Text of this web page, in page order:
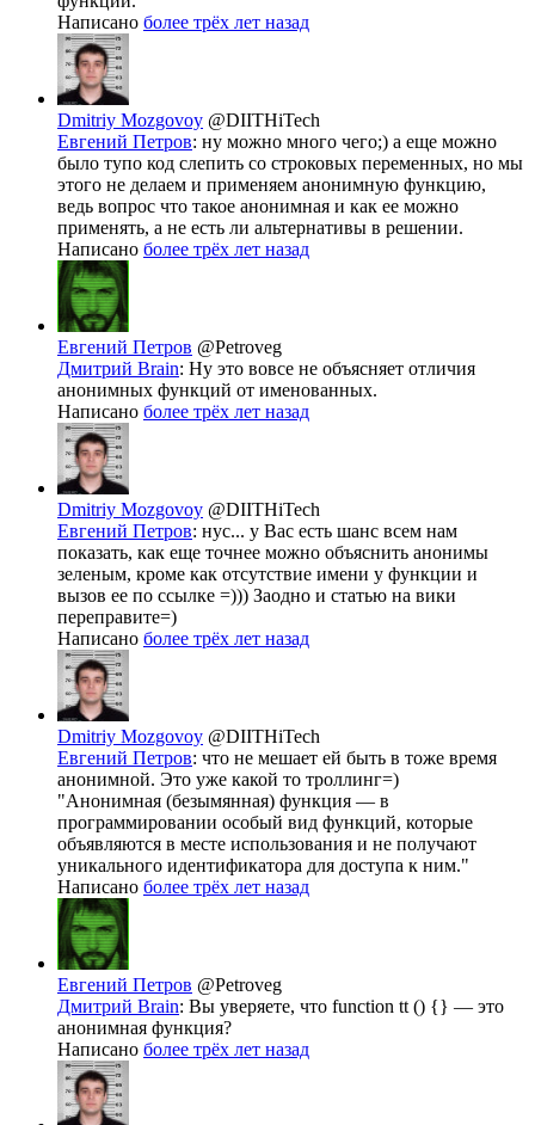
Написано более трёх лет назад
Dmitriy Mozgovoy @DIITHiTech
Евгений Петров: ну можно много чего;) а еще можно
было тупо код слепить со строковых переменных, но мы
этого не делаем и применяем анонимную функцию,
ведь вопрос что такое анонимная и как ее можно
применять, а не есть ли альтернативы в решении.
Написано более трёх лет назад
Евгений Петров @Petroveg
Дмитрий Brain: Ну это вовсе не объясняет отличия
анонимных функций от именованных.
Написано более трёх лет назад
Dmitriy Mozgovoy @DIITHiTech
Евгений Петров: нус... у Вас есть шанс всем нам
показать, как еще точнее можно объяснить анонимы
зеленым, кроме как отсутствие имени у функции и
вызов ее по ссылке =))) Заодно и статью на вики
переправите=)
Написано более трёх лет назад
Dmitriy Mozgovoy @DIITHiTech
Евгений Петров: что не мешает ей быть в тоже время
анонимной. Это уже какой то троллинг=)
"Анонимная (безымянная) функция — в
программировании особый вид функций, которые
объявляются в месте использования и не получают
уникального идентификатора для доступа к ним."
Написано более трёх лет назад
Евгений Петров @Petroveg
Дмитрий Brain: Вы уверяете, что function tt () {} — это
анонимная функция?
Написано более трёх лет назад